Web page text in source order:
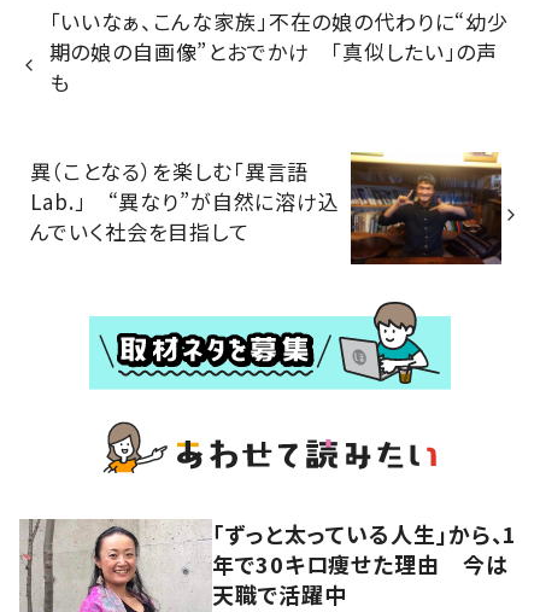
「いいなぁ、こんな家族」不在の娘の代わりに“幼少
期の娘の自画像”とおでかけ 「真似したい」の声
も
異（ことなる）を楽しむ「異言語
Lab.」 “異なり”が自然に溶け込
んでいく社会を目指して
「ずっと太っている人生」から、1
年で30キロ痩せた理由 今は
天職で活躍中